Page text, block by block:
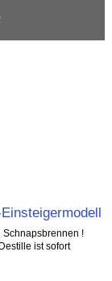
Schnapsbrennen !
ist sofort